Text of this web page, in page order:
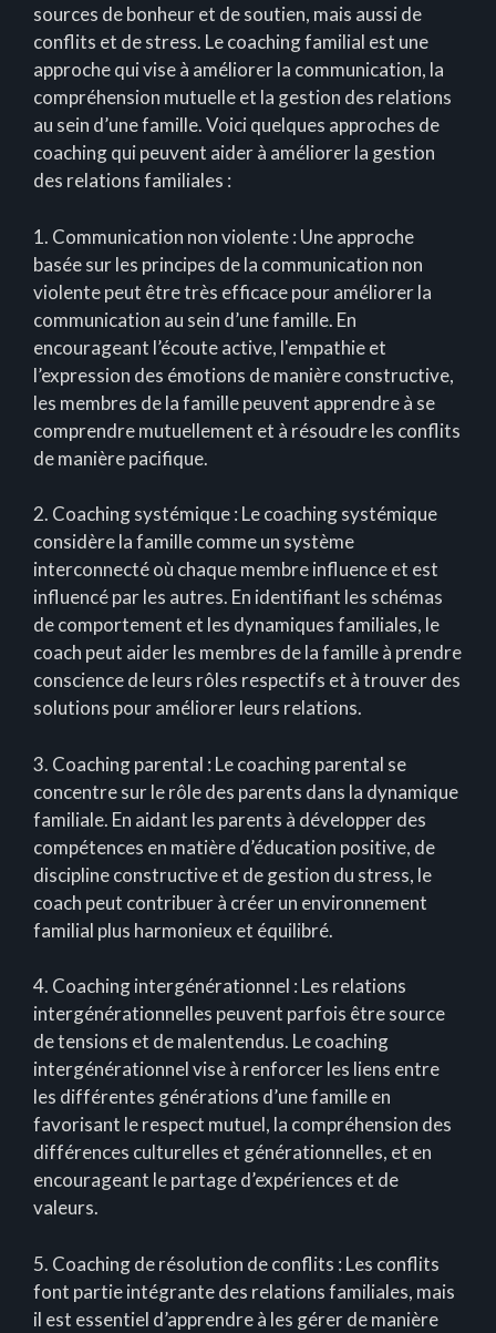
sources de bonheur et de soutien, mais aussi de
conflits et de stress. Le coaching familial est une
approche qui vise à améliorer la communication, la
compréhension mutuelle et la gestion des relations
au sein d’une famille. Voici quelques approches de
coaching qui peuvent aider à améliorer la gestion
des relations familiales :
1. Communication non violente : Une approche
basée sur les principes de la communication non
violente peut être très efficace pour améliorer la
communication au sein d’une famille. En
encourageant l’écoute active, l'empathie et
l’expression des émotions de manière constructive,
les membres de la famille peuvent apprendre à se
comprendre mutuellement et à résoudre les conflits
de manière pacifique.
2. Coaching systémique : Le coaching systémique
considère la famille comme un système
interconnecté où chaque membre influence et est
influencé par les autres. En identifiant les schémas
de comportement et les dynamiques familiales, le
coach peut aider les membres de la famille à prendre
conscience de leurs rôles respectifs et à trouver des
solutions pour améliorer leurs relations.
3. Coaching parental : Le coaching parental se
concentre sur le rôle des parents dans la dynamique
familiale. En aidant les parents à développer des
compétences en matière d’éducation positive, de
discipline constructive et de gestion du stress, le
coach peut contribuer à créer un environnement
familial plus harmonieux et équilibré.
4. Coaching intergénérationnel : Les relations
intergénérationnelles peuvent parfois être source
de tensions et de malentendus. Le coaching
intergénérationnel vise à renforcer les liens entre
les différentes générations d’une famille en
favorisant le respect mutuel, la compréhension des
différences culturelles et générationnelles, et en
encourageant le partage d’expériences et de
valeurs.
5. Coaching de résolution de conflits : Les conflits
font partie intégrante des relations familiales, mais
il est essentiel d’apprendre à les gérer de manière